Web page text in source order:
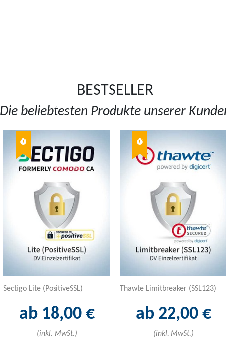
BESTSELLER
Die beliebtesten Produkte unserer
Sectigo Lite (PositiveSSL)
ab 18,00 €
(inkl. MwSt.)
Thawte Limitbreaker (SSL123)
ab 22,00 €
(inkl. MwSt.)